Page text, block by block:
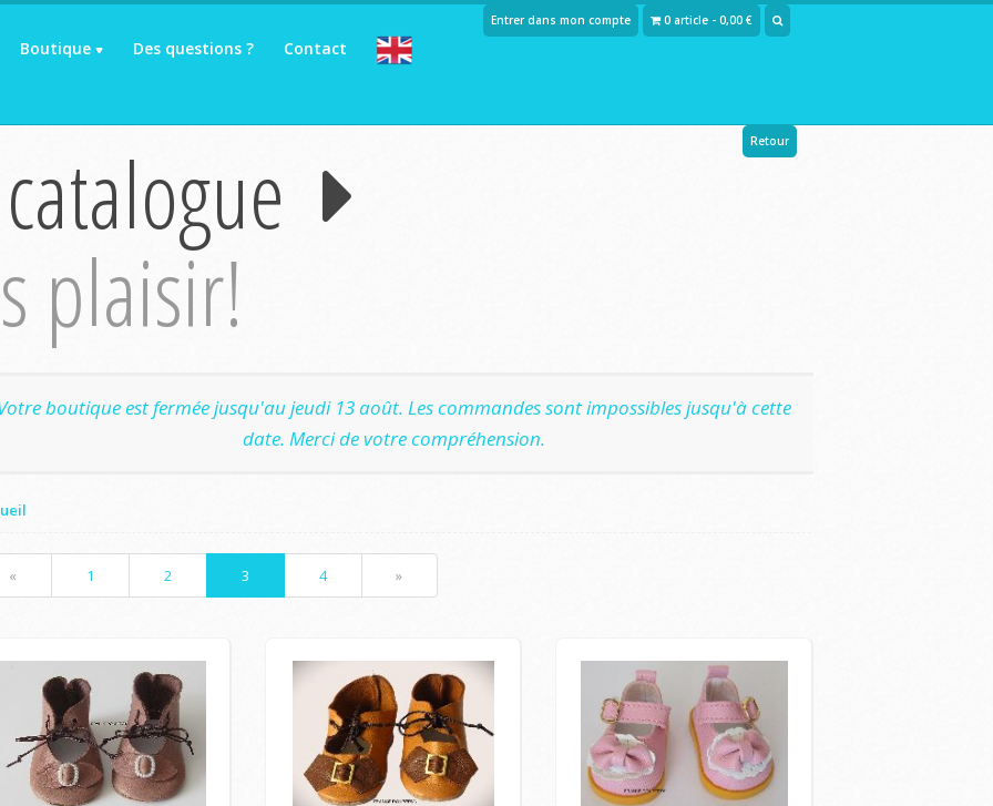
Boutique Des questions ? Contact
Entrer dans mon compte 0 article - 0,00 €
plaisir!
Retour
boutique est fermée jusqu'au jeudi 13 août. Les commandes sont impossibles jusqu'à cette
date. Merci de votre compréhension.
« 1 2 3 4 »